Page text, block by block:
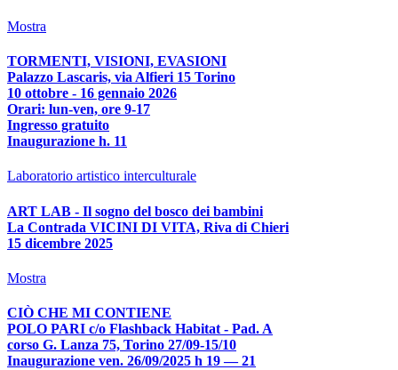
Mostra
TORMENTI, VISIONI, EVASIONI
Palazzo Lascaris, via Alfieri 15 Torino
10 ottobre - 16 gennaio 2026
Orari: lun-ven, ore 9-17
Ingresso gratuito
Inaugurazione h. 11
Laboratorio artistico interculturale
ART LAB - Il sogno del bosco dei bambini
La Contrada VICINI DI VITA, Riva di Chieri
15 dicembre 2025
Mostra
CIÒ CHE MI CONTIENE
POLO PARI c/o Flashback Habitat - Pad. A
corso G. Lanza 75, Torino 27/09-15/10
Inaugurazione ven. 26/09/2025 h 19 — 21